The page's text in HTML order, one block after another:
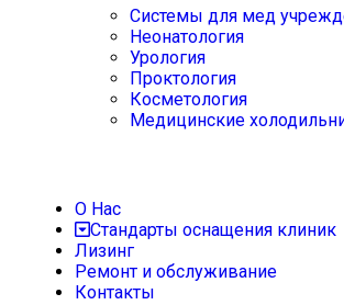
Системы для мед
Неонатология
Урология
Проктология
Косметология
Медицинские
О Нас
Стандарты оснащения клиник
Лизинг
Ремонт и обслуживание
Контакты